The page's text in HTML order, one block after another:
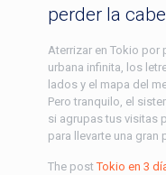
perder la
Aterrizar en Tokio por
urbana infinita, los
lados y el mapa del
Pero tranquilo, el
si agrupas tus visitas
para llevarte una gran
The postTokio en 3